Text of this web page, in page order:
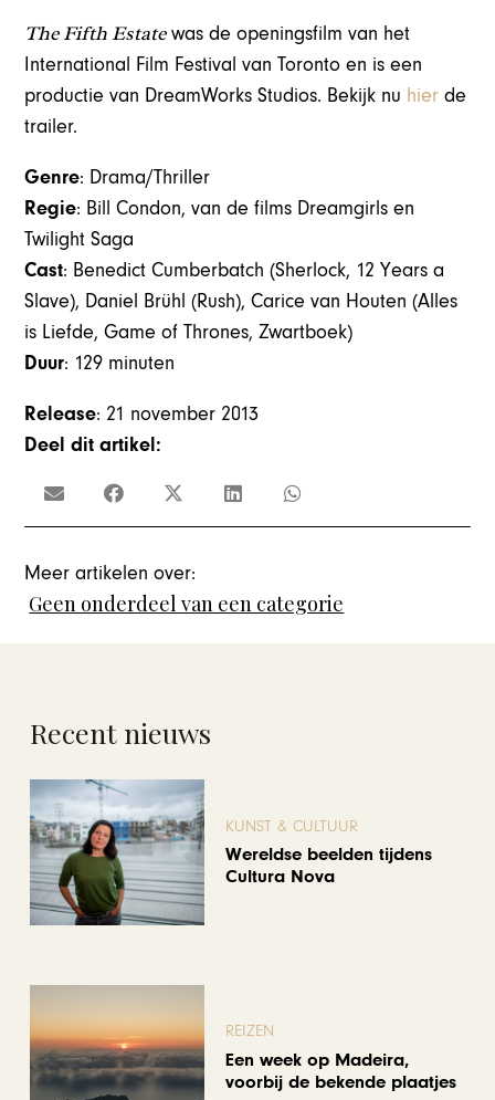
The Fifth Estatewas de openingsfilm van het
International Film Festival van Toronto en is een
productie van DreamWorks Studios. Bekijk nu hier de
trailer.
Genre: Drama/Thriller
Regie: Bill Condon, van de films Dreamgirls en
Twilight Saga
Cast: Benedict Cumberbatch (Sherlock, 12 Years a
Slave), Daniel Brühl (Rush), Carice van Houten (Alles
is Liefde, Game of Thrones, Zwartboek)
Duur: 129 minuten
Release: 21 november 2013
Deel dit artikel:
Meer artikelen over:
Geen onderdeel van een categorie
Recent nieuws
KUNST & CULTUUR
Wereldse beelden tijdens
Cultura Nova
REIZEN
Een week op Madeira,
voorbij de bekende plaatjes